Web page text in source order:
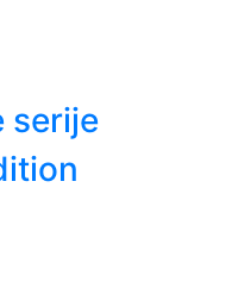
serije